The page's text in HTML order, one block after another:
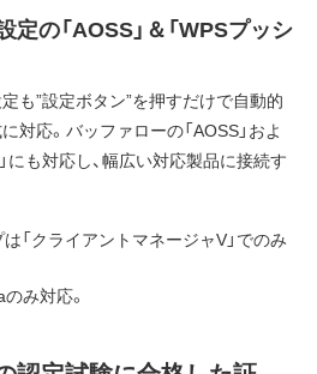
の「AOSS」＆「WPSプッシ
も”設定ボタン”を押すだけで自動的
対応。バッファローの「AOSS」およ
にも対応し、幅広い対応製品に接続す
「クライアントマネージャV」でのみ
み対応。